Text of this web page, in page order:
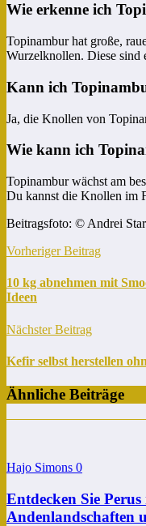
Wie erkenne ich
Topinambur hat große,
Wurzelknollen. Diese sind
Kann ich
Ja, die Knollen von
Wie kann ich
Topinambur wächst am
Du kannst die Knollen im
Beitragsfoto: © Andrei
Vorheriger Beitrag
10 kg abnehmen mit
Ideen
Nächster Beitrag
Kefir selbst herstellen
Ähnliche Beiträge
Hajo Simons 0
Entdecken Sie Perus
Andenlandschaften